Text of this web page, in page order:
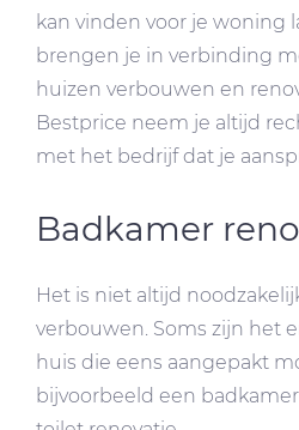
kan vinden voor je woning
brengen je in verbinding
huizen verbouwen en
Bestprice neem je altijd
met het bedrijf dat je
Badkamer
Het is niet altijd
verbouwen. Soms zijn het
huis die eens aangepakt
bijvoorbeeld een